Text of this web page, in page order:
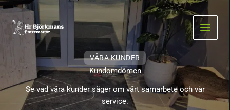
Hoppa
innehåll
VÅRA KUNDER
Kundomdömen
Se vad våra kunder säger om vårt samarbete och vår
service.